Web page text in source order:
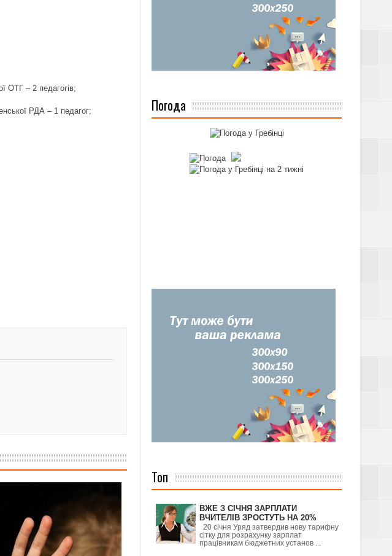
Полтавської області
МОРОЗ НЕ ЇЗДЯТЬ
РОЗМІРІВ СУБСИДІЙ ТА ПІЛЬГ ЗА
ОТГ – 2 педагогів;
РДА – 1 педагог; Погода
Топ
ВЖЕ З СІЧНЯ ЗАРПЛАТИ
ВЧИТЕЛІВ ЗРОСТУТЬ НА 20%
20 січня Уряд затвердив нову тарифну
сітку для розрахунку зарплат
працівникам бюджетних установ ...